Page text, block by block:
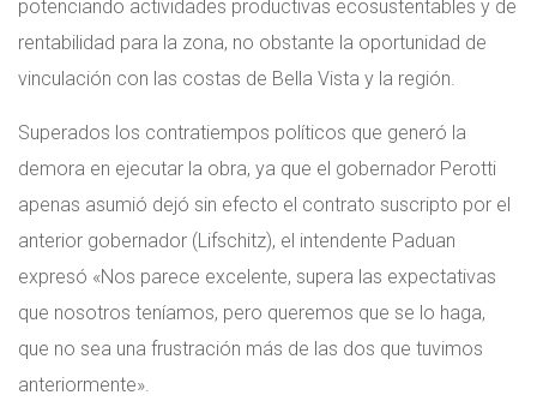
potenciando actividades productivas ecosustentables y de
rentabilidad para la zona, no obstante la oportunidad de
vinculación con las costas de Bella Vista y la región.
Superados los contratiempos políticos que generó la
demora en ejecutar la obra, ya que el gobernador Perotti
apenas asumió dejó sin efecto el contrato suscripto por el
anterior gobernador (Lifschitz), el intendente Paduan
expresó «Nos parece excelente, supera las expectativas
que nosotros teníamos, pero queremos que se lo haga,
que no sea una frustración más de las dos que tuvimos
anteriormente».